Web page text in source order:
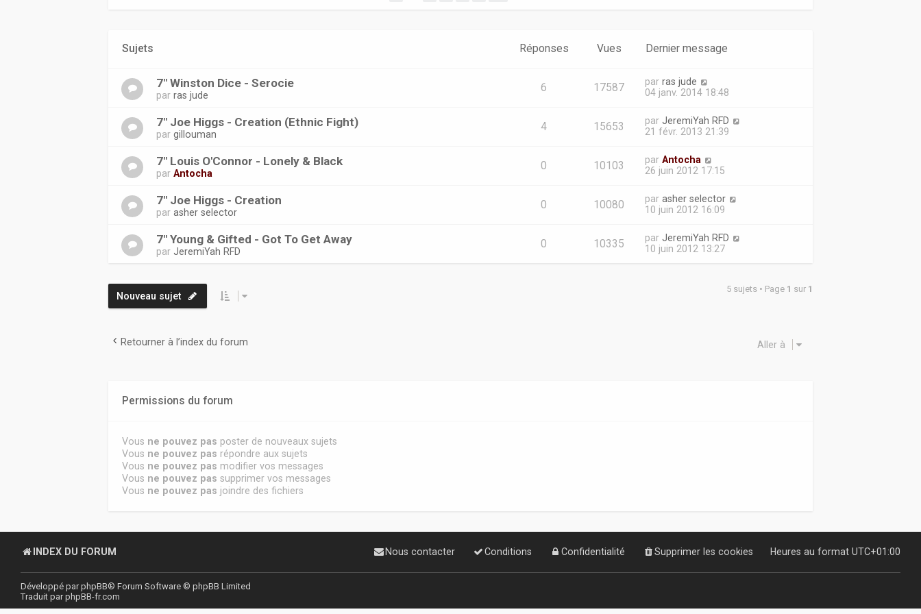
Sujets Réponses Vues Dernier message
7" Winston Dice - Serocie
parras jude
6 17587 par ras jude
04 janv. 2014 18:48
7" Joe Higgs - Creation (Ethnic Fight)
pargillouman
4 15653 par JeremiYah RFD
21 févr. 2013 21:39
7" Louis O'Connor - Lonely & Black
parAntocha
0 10103 par Antocha
26 juin 2012 17:15
7" Joe Higgs - Creation
parasher selector
0 10080 par asher selector
10 juin 2012 16:09
7" Young & Gifted - Got To Get Away
parJeremiYah RFD
0 10335 par JeremiYah RFD
10 juin 2012 13:27
Nouveau sujet
5 sujets • Page 1 sur 1
Retourner à l’index du forum Aller à
Permissions du forum
Vous ne pouvez pas poster de nouveaux sujets
Vous ne pouvez pas répondre aux sujets
Vous ne pouvez pas modifier vos messages
Vous ne pouvez pas supprimer vos messages
Vous ne pouvez pas joindre des fichiers
INDEX DU FORUM Heures au format UTC+01:00
Supprimer les cookies
Confidentialité
Conditions
Nous contacter
Développé parphpBB® Forum Software © phpBB Limited
Traduit parphpBB-fr.com